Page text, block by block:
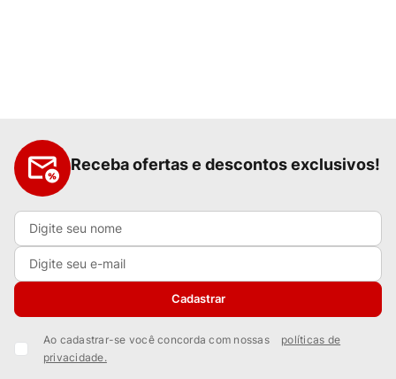
Receba ofertas e descontos exclusivos!
Cadastrar
Ao cadastrar-se você concorda com nossas
políticas de
privacidade.